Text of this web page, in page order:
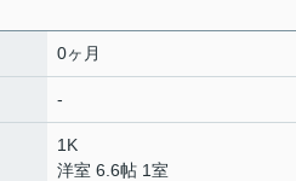
0ヶ月
-
1K
洋室 6.6帖 1室